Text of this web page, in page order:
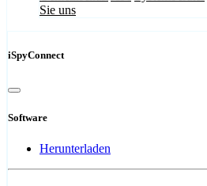
Sie uns
iSpyConnect
Software
Herunterladen